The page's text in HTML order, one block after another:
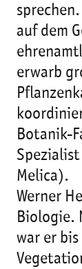
auf dem
erwarb
Botanik-
Melica).
Werner
Biologie.
war er